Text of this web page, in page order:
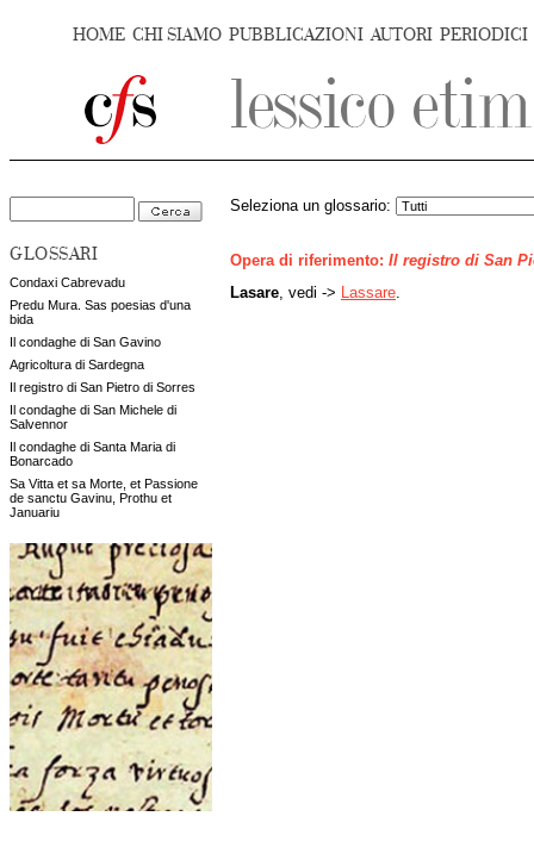
HOME CHI SIAMO PUBBLICAZIONI AUTORI PERIODICI
GLOSSARI
Condaxi Cabrevadu
Predu Mura. Sas poesias d'una
bida
Il condaghe di San Gavino
Agricoltura di Sardegna
Il registro di San Pietro di Sorres
Il condaghe di San Michele di
Salvennor
Il condaghe di Santa Maria di
Bonarcado
Sa Vitta et sa Morte, et Passione
de sanctu Gavinu, Prothu et
Januariu
Seleziona un glossario:
Opera di riferimento: Il registro di San
Lasare , vedi -> Lassare